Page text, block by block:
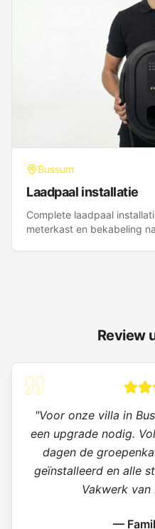
Bussum
Laadpaal installatie
Complete laadpaal
meterkast en bekabeling
Review
"Voor onze villa in
een upgrade nodig.
dagen de
geïnstalleerd en alle
Vakwerk
—